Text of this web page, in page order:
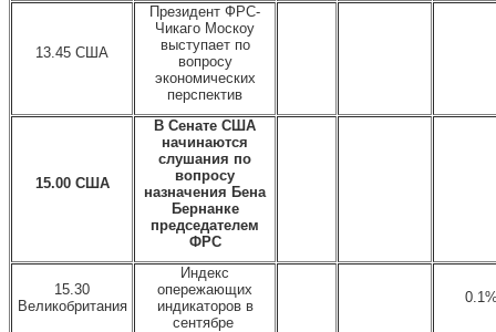
13.45 США
Президент ФРС-
Чикаго Москоу
выступает по
вопросу
экономических
перспектив
15.00 США
В Сенате США
начинаются
слушания по
вопросу
назначения Бена
Бернанке
председателем
ФРС
15.30
Великобритания
Индекс
опережающих
индикаторов в
сентябре